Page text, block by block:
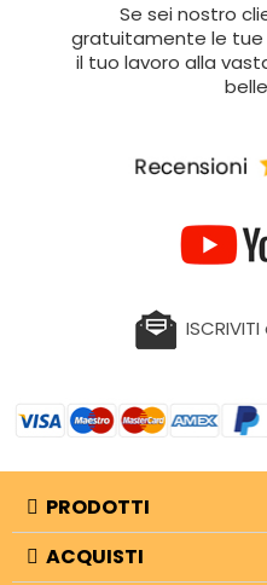
Se sei nostro
gratuitamente le tue
il tuo lavoro alla
ISCRIVITI
PRODOTTI
ACQUISTI